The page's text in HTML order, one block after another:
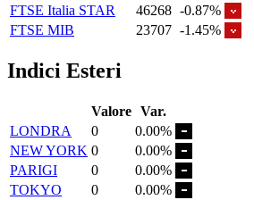
FTSE Italia STAR
46268 -0.87%
FTSE MIB
23707 -1.45%
Indici Esteri
Valore Var.
LONDRA
0
0.00%
NEW YORK 0
0.00%
PARIGI
0
0.00%
TOKYO
0
0.00%